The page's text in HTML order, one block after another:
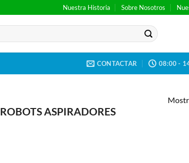
Nuestra Historia Sobre Nosotros
CONTACTAR 08:00 -
ROBOTS ASPIRADORES